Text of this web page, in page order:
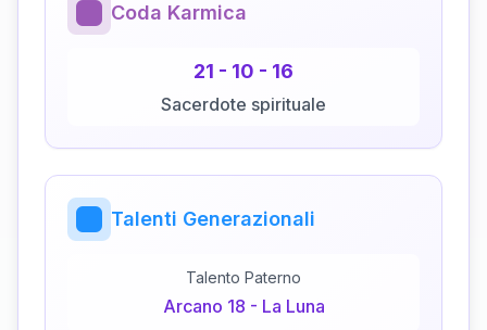
Coda Karmica
21 - 10 - 16
Sacerdote spirituale
Talenti Generazionali
Talento Paterno
Arcano 18 - La Luna